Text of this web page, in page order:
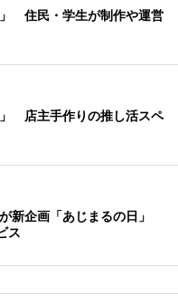
住民・学生が制作や運営
店主手作りの推し活スペ
新企画「あじまるの日」
ス